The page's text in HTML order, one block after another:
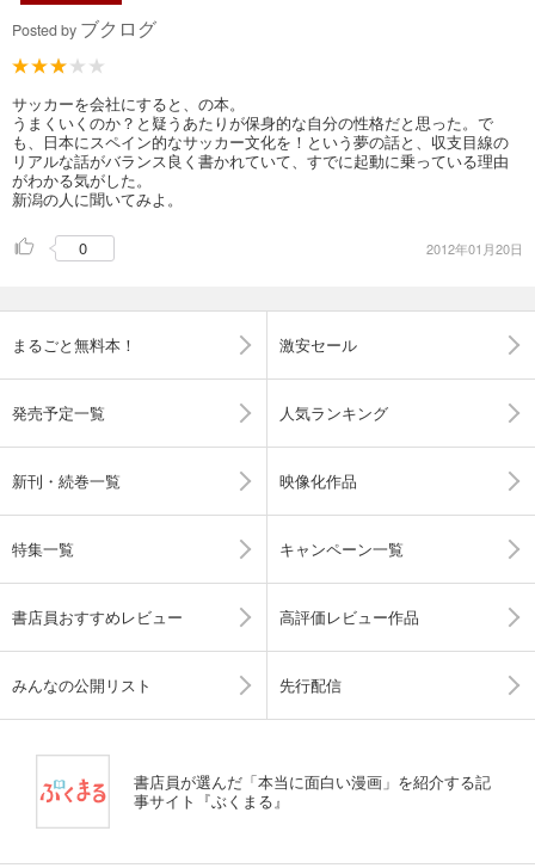
Posted by ブクログ
サッカーを会社にすると、の本。
うまくいくのか？と疑うあたりが保身的な自分の性格だと思った。で
も、日本にスペイン的なサッカー文化を！という夢の話と、収支目線の
リアルな話がバランス良く書かれていて、すでに起動に乗っている理由
がわかる気がした。
新潟の人に聞いてみよ。
0 2012年01月20日
まるごと無料本！ 激安セール
発売予定一覧 人気ランキング
新刊・続巻一覧 映像化作品
特集一覧 キャンペーン一覧
書店員おすすめレビュー 高評価レビュー作品
みんなの公開リスト 先行配信
書店員が選んだ「本当に面白い漫画」を紹介する記
事サイト『ぶくまる』